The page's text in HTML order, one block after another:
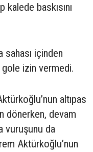
baskısını
sahası içinden
gole izin vermedi.
altıpas
dönerken, devam
vuruşunu da
Aktürkoğlu’nun